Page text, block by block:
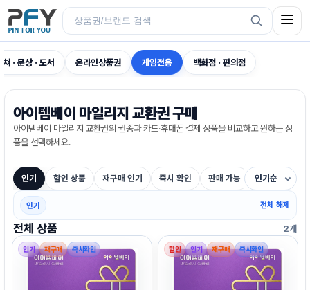
쳐 · 문상 · 도서 온라인상품권 게임전용 백화점 · 편의점
아이템베이 마일리지 교환권 구매
아이템베이 마일리지 교환권의 권종과 카드·휴대폰 결제 상품을 비교하고 원하는 상
품을 선택하세요.
인기 할인 상품 재구매 인기 즉시 확인 판매 가능 인기순
인기 전체 해제
전체 상품 2개
인기 재구매 즉시확인 할인 인기 재구매 즉시확인